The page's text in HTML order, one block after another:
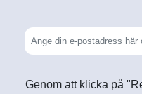
Genom att klicka på